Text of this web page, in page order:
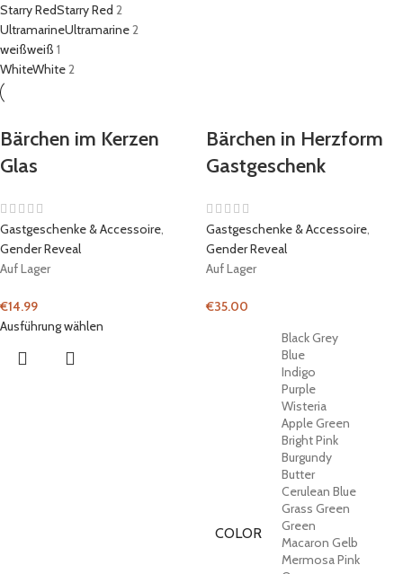
Starry RedStarry Red 2
UltramarineUltramarine2
weißweiß 1
WhiteWhite2
Bärchen im Kerzen
Glas
Gastgeschenke & Accessoire,
Gender Reveal
Auf Lager
€14.99
Ausführung wählen
Bärchen in Herzform
Gastgeschenk
Gastgeschenke & Accessoire,
Gender Reveal
Auf Lager
€35.00
COLOR
Black Grey
Blue
Indigo
Purple
Wisteria
Apple Green
Bright Pink
Burgundy
Butter
Cerulean Blue
Grass Green
Green
Macaron Gelb
Mermosa Pink